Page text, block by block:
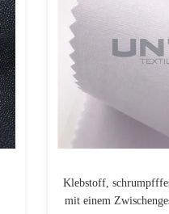
Klebstoff,
mit einem